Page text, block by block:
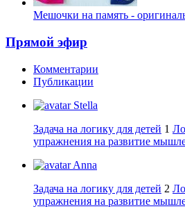
Мешочки на память -
Прямой эфир
Комментарии
Публикации
Stella
Задача на логику для детей 1
упражнения на развитие
Anna
Задача на логику для детей 2
упражнения на развитие